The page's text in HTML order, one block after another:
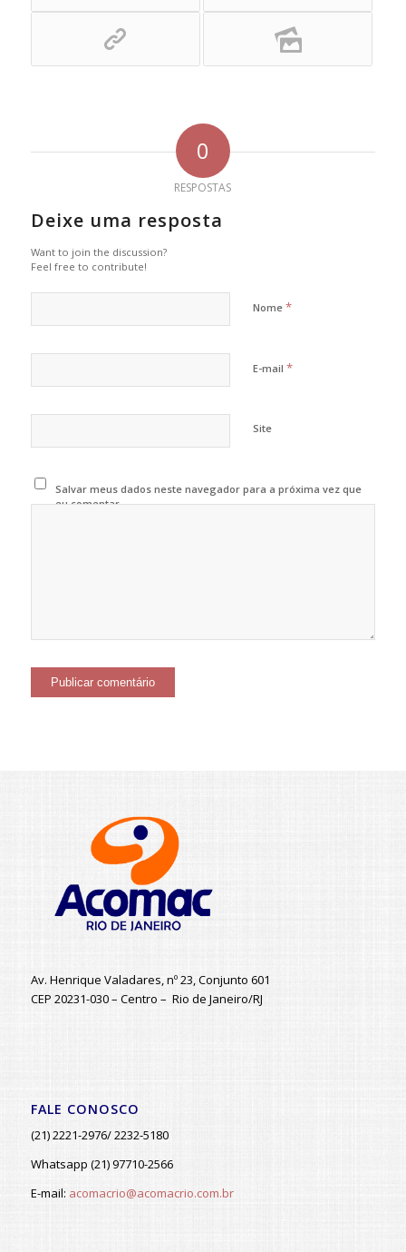
0
RESPOSTAS
Deixe uma resposta
Want to join the discussion?
Feel free to contribute!
Nome *
E-mail *
Site
Salvar meus dados neste navegador para a próxima vez que
eu comentar.
Av. Henrique Valadares, nº 23, Conjunto 601
CEP 20231-030 – Centro – Rio de Janeiro/RJ
FALE CONOSCO
(21) 2221-2976/ 2232-5180
Whatsapp (21) 97710-2566
E-mail: acomacrio@acomacrio.com.br